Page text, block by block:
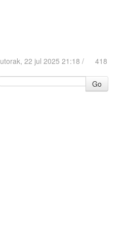
utorak, 22 jul 2025 21:18 /
418
Go